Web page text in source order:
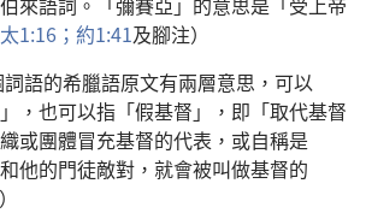
太1:16； 約1:41及腳注）
詞語的希臘語原文有兩層意思 ， 可以
」， 也可以指 「假基督 」， 即 「取代基督
或團體冒充基督的代表 ， 或自稱是
和他的門徒敵對 ， 就會被叫做基督的
）